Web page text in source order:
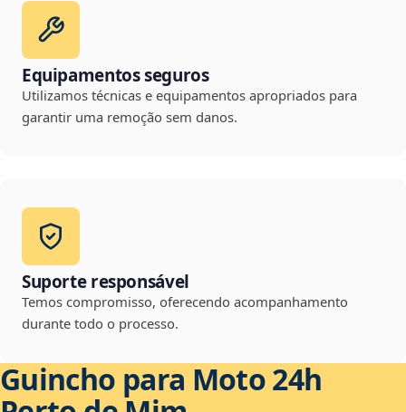
Equipamentos seguros
Utilizamos técnicas e equipamentos apropriados para
garantir uma remoção sem danos.
Suporte responsável
Temos compromisso, oferecendo acompanhamento
durante todo o processo.
Guincho para Moto 24h